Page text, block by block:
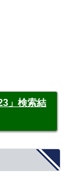
」検索結